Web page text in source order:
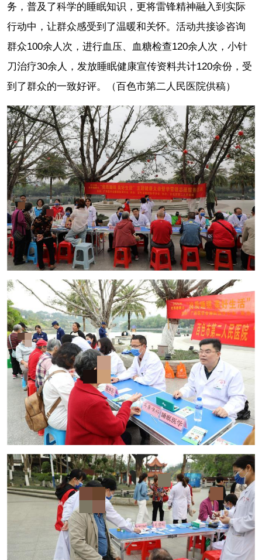
务，普及了科学的睡眠知识，更将雷锋精神融入到实际
行动中，让群众感受到了温暖和关怀。活动共接诊咨询
群众100余人次，进行血压、血糖检查120余人次，小针
刀治疗30余人，发放睡眠健康宣传资料共计120余份，受
到了群众的一致好评。
（百色市第二人民医院供稿）